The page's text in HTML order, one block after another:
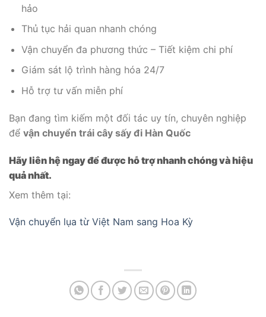
hảo
Thủ tục hải quan nhanh chóng
Vận chuyển đa phương thức – Tiết kiệm chi phí
Giám sát lộ trình hàng hóa 24/7
Hỗ trợ tư vấn miễn phí
Bạn đang tìm kiếm một đối tác uy tín, chuyên nghiệp
để vận chuyển trái cây sấy đi Hàn Quốc
Hãy liên hệ ngay để được hỗ trợ nhanh chóng và hiệu
quả nhất.
Xem thêm tại:
Vận chuyển lụa từ Việt Nam sang Hoa Kỳ